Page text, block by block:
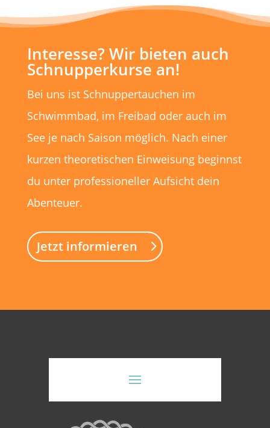
Interesse? Wir bieten auch
Schnupperkurse an!
Bei uns ist Schnuppertauchen im
Schwimmbad, im Freibad oder auch im
See je nach Saison möglich. Nach einer
kurzen theoretischen Einweisung beginnst
du unter professioneller Aufsicht dein
Abenteuer.
Jetzt informieren